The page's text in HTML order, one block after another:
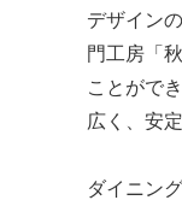
デザイン
門工房「
ことがで
広く、安
ダイニン